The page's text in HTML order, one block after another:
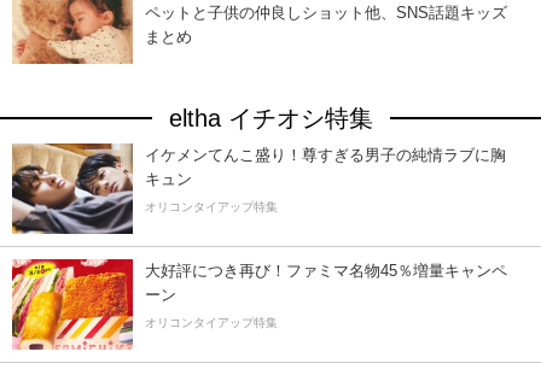
ペットと子供の仲良しショット他、SNS話題キッズ
まとめ
eltha イチオシ特集
イケメンてんこ盛り！尊すぎる男子の純情ラブに胸
キュン
オリコンタイアップ特集
大好評につき再び！ファミマ名物45％増量キャンペ
ーン
オリコンタイアップ特集